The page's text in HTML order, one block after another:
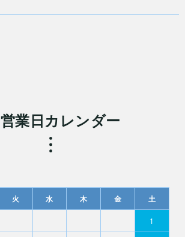
営業日カレンダー
火 水 木 金 土
1